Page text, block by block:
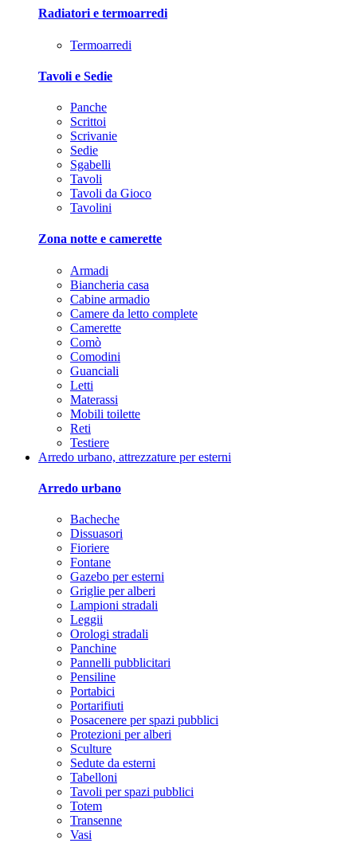
Radiatori e termoarredi
Termoarredi
Tavoli e Sedie
Panche
Scrittoi
Scrivanie
Sedie
Sgabelli
Tavoli
Tavoli da Gioco
Tavolini
Zona notte e camerette
Armadi
Biancheria casa
Cabine armadio
Camere da letto complete
Camerette
Comò
Comodini
Guanciali
Letti
Materassi
Mobili toilette
Reti
Testiere
Arredo urbano, attrezzature per esterni
Arredo urbano
Bacheche
Dissuasori
Fioriere
Fontane
Gazebo per esterni
Griglie per alberi
Lampioni stradali
Leggii
Orologi stradali
Panchine
Pannelli pubblicitari
Pensiline
Portabici
Portarifiuti
Posacenere per spazi pubblici
Protezioni per alberi
Sculture
Sedute da esterni
Tabelloni
Tavoli per spazi pubblici
Totem
Transenne
Vasi